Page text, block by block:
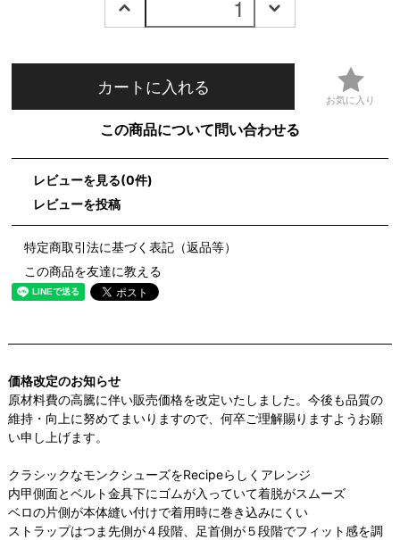
カートに入れる
この商品について問い合わせる
レビューを見る(0件)
レビューを投稿
特定商取引法に基づく表記（返品等）
この商品を友達に教える
価格改定のお知らせ
原材料費の高騰に伴い販売価格を改定いたしました。今後も品質の
維持・向上に努めてまいりますので、何卒ご理解賜りますようお願
い申し上げます。
クラシックなモンクシューズをRecipeらしくアレンジ
内甲側面とベルト金具下にゴムが入っていて着脱がスムーズ
ベロの片側が本体縫い付けで着用時に巻き込みにくい
ストラップはつま先側が４段階、足首側が５段階でフィット感を調